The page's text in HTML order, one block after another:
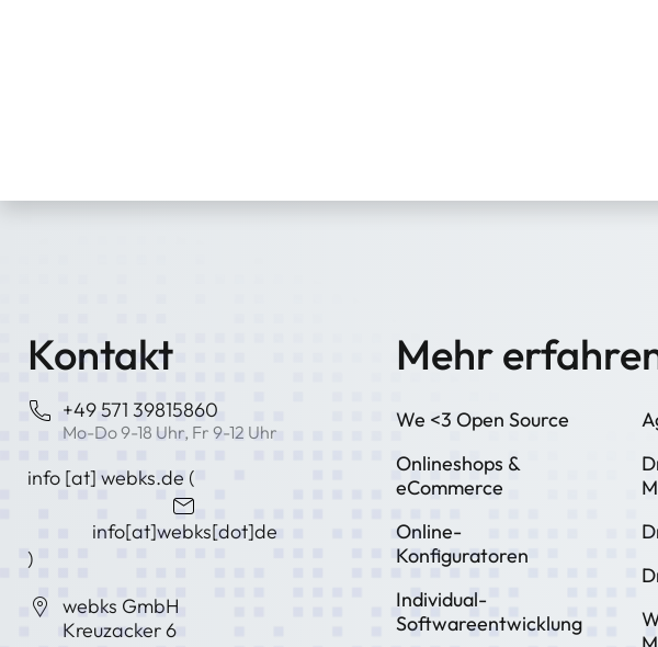
Kontakt
+49 571 39815860
Mo-Do 9-18 Uhr, Fr 9-12 Uhr
info [at]webks.de (
info[at]webks[dot]de
)
webks GmbH
Kreuzacker 6
Mehr
We <3 Open Source
Onlineshops &
eCommerce
Online-
Konfiguratoren
Individual-
Softwareentwicklung